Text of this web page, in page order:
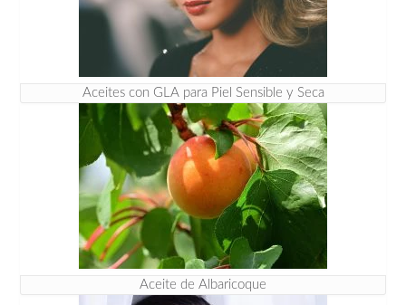
Aceites con GLA para Piel Sensible y Seca
Aceite de Albaricoque